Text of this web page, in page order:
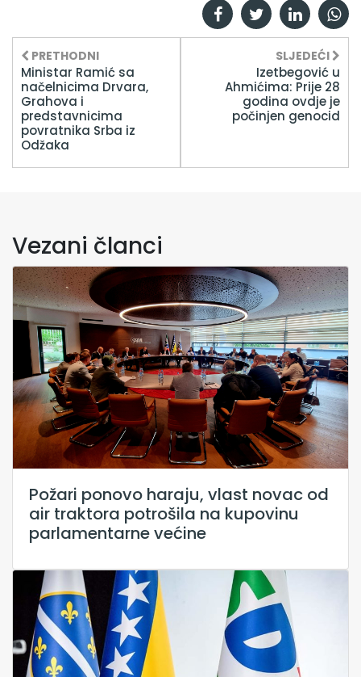
PRETHODNI
Ministar Ramić sa
načelnicima Drvara,
Grahova i
predstavnicima
povratnika Srba iz
Odžaka
SLJEDEĆI
Izetbegović u
Ahmićima: Prije 28
godina ovdje je
počinjen genocid
Vezani članci
Požari ponovo haraju, vlast novac od
air traktora potrošila na kupovinu
parlamentarne većine